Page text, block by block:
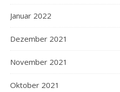
Januar 2022
Dezember 2021
November 2021
Oktober 2021